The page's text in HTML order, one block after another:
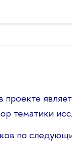
проекте
тематики
по